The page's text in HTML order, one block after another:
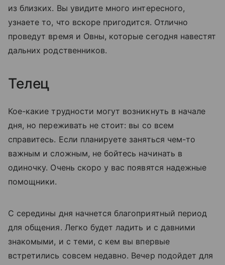
из близких. Вы увидите много интересного,
узнаете то, что вскоре пригодится. Отлично
проведут время и Овны, которые сегодня навестят
дальних родственников.
Телец
Кое-какие трудности могут возникнуть в начале
дня, но переживать не стоит: вы со всем
справитесь. Если планируете заняться чем-то
важным и сложным, не бойтесь начинать в
одиночку. Очень скоро у вас появятся надежные
помощники.
С середины дня начнется благоприятный период
для общения. Легко будет ладить и с давними
знакомыми, и с теми, с кем вы впервые
встретились совсем недавно. Вечер подойдет для